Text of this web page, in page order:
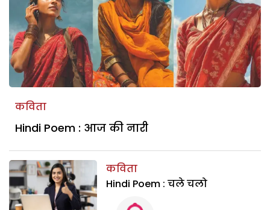
कविता
Hindi Poem : आज की नारी
कविता
Hindi Poem : चले चलो